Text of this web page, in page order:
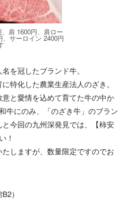
肩 1600円、肩ロー
、サーロイン 2400円
を冠したブランド牛。
特化した農業生産法人のざき。
と愛情を込めて育てた牛の中か
牛にのみ、「のざき牛」のブラン
今回の九州深発見では、【柿安
！
しますが、数量限定ですのでお
）